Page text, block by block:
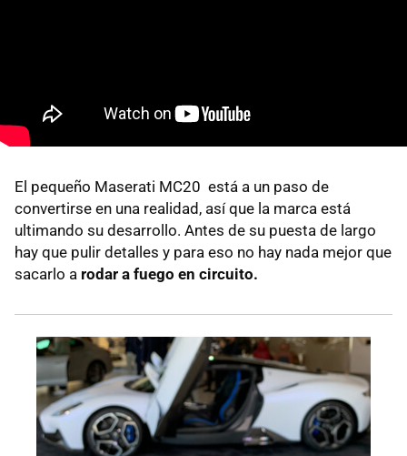
El pequeño Maserati MC20 está a un paso de
convertirse en una realidad, así que la marca está
ultimando su desarrollo. Antes de su puesta de largo
hay que pulir detalles y para eso no hay nada mejor que
sacarlo a rodar a fuego en circuito.